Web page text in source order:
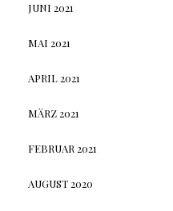
JUNI 2021
MAI 2021
APRIL 2021
MÄRZ 2021
FEBRUAR 2021
AUGUST 2020